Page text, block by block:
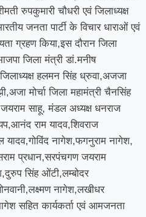
रुपकुमारी चौधरी एवं जिलाध्यक्ष
जनता पार्टी के विचार धाराओं एवं
ग्रहण किया,इस दौरान जिला
जिला मंत्री डां.मनीष
जिलाध्यक्ष हलमन सिंह ध्रुवा,अजजा
मोर्चा जिला महामंत्री चैनसिंह
जयराम साहू, मंडल अध्यक्ष धनराज
राम यादव,शिवराज
यादव,गोविंद नागेश,फगनुराम नागेश,
प्रधान,सरपंचगण जयराम
सिंह ओंटी,लम्बोदर
नागेश,लखीधर
सहित कार्यकर्ता एवं आमजनता